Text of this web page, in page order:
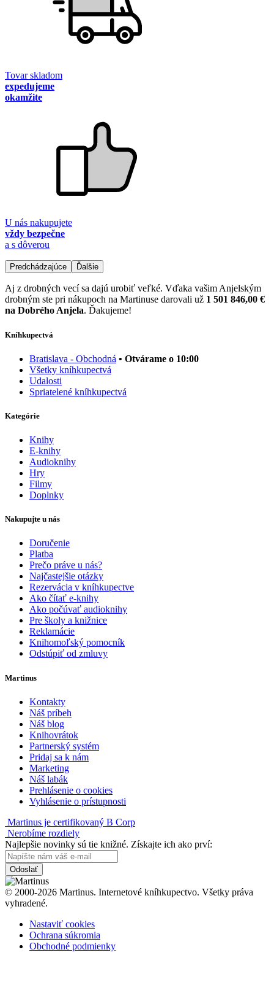
Tovar skladom
expedujeme
okamžite
U nás nakupujete
vždy bezpečne
a s dôverou
Predchádzajúce Ďalšie
Aj z drobných vecí sa dajú urobiť veľké. Vďaka vašim Anjelským
drobným ste pri nákupoch na Martinuse darovali už 1 501 846,00 €
na Dobrého Anjela. Ďakujeme!
Kníhkupectvá
Bratislava - Obchodná • Otvárame o 10:00
Všetky kníhkupectvá
Udalosti
Spriatelené kníhkupectvá
Kategórie
Knihy
E-knihy
Audioknihy
Hry
Filmy
Doplnky
Nakupujte u nás
Doručenie
Platba
Prečo práve u nás?
Najčastejšie otázky
Rezervácia v kníhkupectve
Ako čítať e-knihy
Ako počúvať audioknihy
Pre školy a knižnice
Reklamácie
Knihomoľský pomocník
Odstúpiť od zmluvy
Martinus
Kontakty
Náš príbeh
Náš blog
Knihovrátok
Partnerský systém
Pridaj sa k nám
Marketing
Náš labák
Prehlásenie o cookies
Vyhlásenie o prístupnosti
Martinus je certifikovaný B Corp
Nerobíme rozdiely
Najlepšie novinky sú tie knižné. Získajte ich ako prví:
Odoslať
© 2000-2026 Martinus. Internetové kníhkupectvo. Všetky práva
vyhradené.
Nastaviť cookies
Ochrana súkromia
Obchodné podmienky